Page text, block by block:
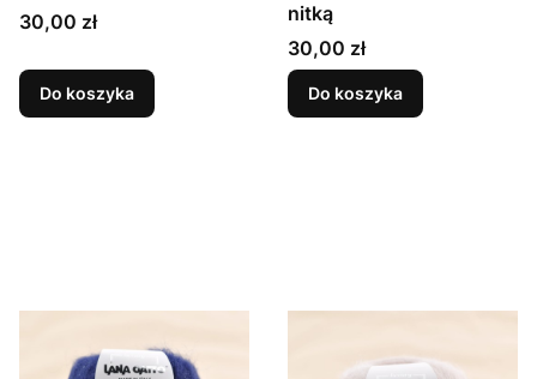
Cena
30,00 zł
Do koszyka
nitką
Cena
30,00 zł
Do koszyka